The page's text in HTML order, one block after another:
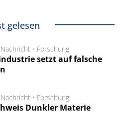
gelesen
Nachricht • Forschung
setzt auf falsche
Nachricht • Forschung
Dunkler Materie